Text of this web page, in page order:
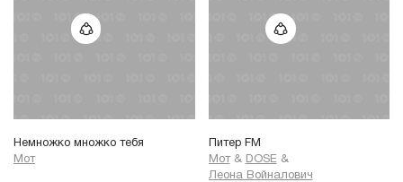
Немножко множко тебя
Мот
Питер FM
Мот & DOSE &
Леона Войналович